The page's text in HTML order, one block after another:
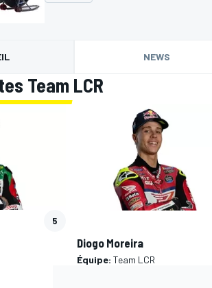
NEWS
Team LCR
5
Diogo Moreira
Équipe: Team LCR